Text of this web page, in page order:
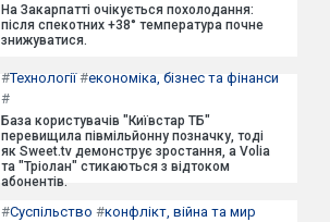
На Закарпатті очікується похолодання:
після спекотних +38° температура почне
знижуватися.
#Технології#економіка, бізнес та фінанси
#
База користувачів "Київстар ТБ"
перевищила півмільйонну позначку, тоді
як Sweet.tv демонструє зростання, а Volia
та "Тріолан" стикаються з відтоком
абонентів.
#Суспільство #конфлікт, війна та мир